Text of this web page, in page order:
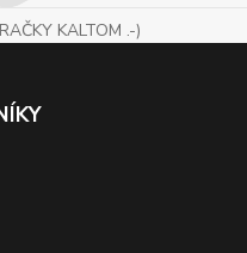
KALTOM .-)